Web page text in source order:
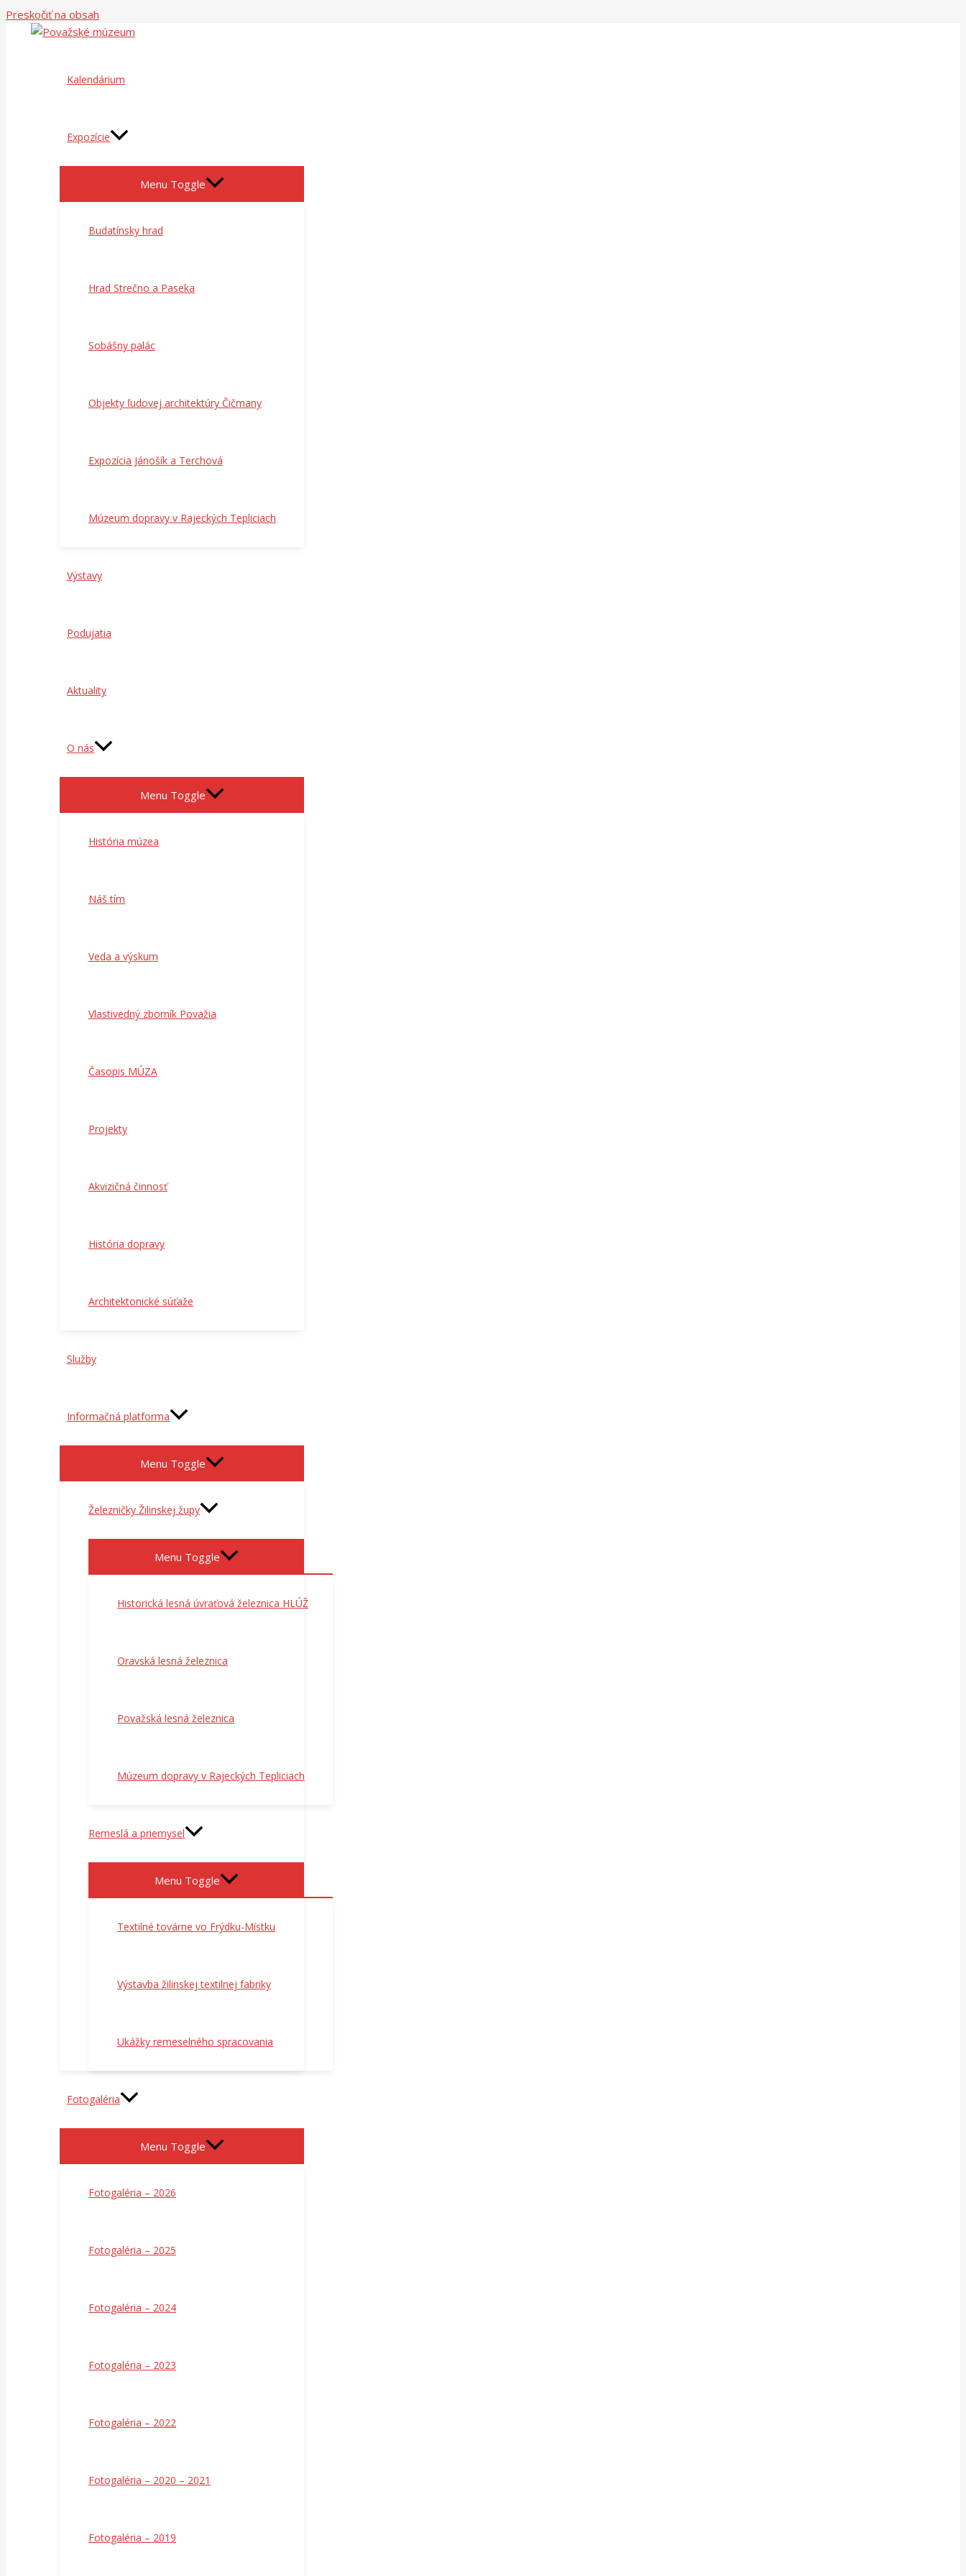
Preskočiť na obsah
Kalendárium
Expozície
Menu Toggle
Budatínsky hrad
Hrad Strečno a Paseka
Sobášny palác
Objekty ľudovej architektúry Čičmany
Expozícia Jánošík a Terchová
Múzeum dopravy v Rajeckých Tepliciach
Výstavy
Podujatia
Aktuality
O nás
Menu Toggle
História múzea
Náš tím
Veda a výskum
Vlastivedný zborník Považia
Časopis MÚZA
Projekty
Akvizičná činnosť
História dopravy
Architektonické súťaže
Služby
Informačná platforma
Menu Toggle
Železničky Žilinskej župy
Menu Toggle
Historická lesná úvraťová železnica HLÚŽ
Oravská lesná železnica
Považská lesná železnica
Múzeum dopravy v Rajeckých Tepliciach
Remeslá a priemysel
Menu Toggle
Textilné továrne vo Frýdku-Místku
Výstavba žilinskej textilnej fabriky
Ukážky remeselného spracovania
Fotogaléria
Menu Toggle
Fotogaléria – 2026
Fotogaléria – 2025
Fotogaléria – 2024
Fotogaléria – 2023
Fotogaléria – 2022
Fotogaléria – 2020 – 2021
Fotogaléria – 2019